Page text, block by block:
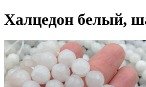
Халцедон белый,